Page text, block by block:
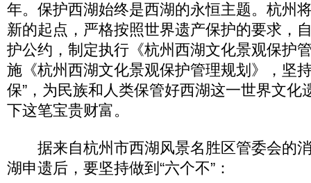
年。保护西湖始终是西湖的永恒主题。杭州
新的起点，严格按照世界遗产保护的要求，
护公约，制定执行《杭州西湖文化景观保护
施《杭州西湖文化景观保护管理规划》，坚
保”，为民族和人类保管好西湖这一世界文化
下这笔宝贵财富。
据来自杭州市西湖风景名胜区管委会的
湖申遗后，要坚持做到“六个不”：